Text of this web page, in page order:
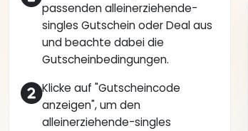
passenden alleinerziehende-
singles Gutschein oder Deal aus
und beachte dabei die
Gutscheinbedingungen.
Klicke auf "Gutscheincode
anzeigen", um den
alleinerziehende-singles